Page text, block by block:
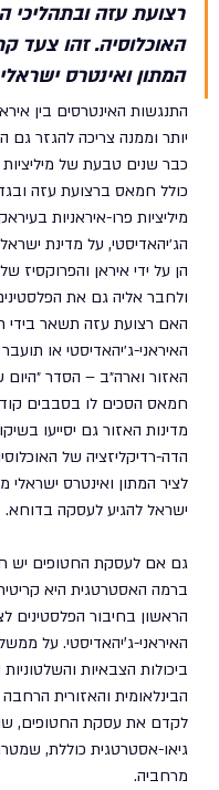
רצועת עזה ובתהליכי
האוכלוסיה. זהו צעד
המתון ואינטרס
התנגשות האינטרסים בין
יותר וממנה צריכה להגזר גם
כבר שנים טבעת של מיליציות
כולל חמאס ברצועת עזה
מיליציות פרו-איראניות
הג׳יהאדיסטי, על מדינת
הן על ידי איראן והפרוקסיז
ולחבר אליה גם את
האם רצועת עזה תשאר בידי
האיראני-ג׳יהאדיסטי או
האזור וארה״ב – הסדר ״היום
חמאס הסכים לו בסבבים
מדינות האזור גם יסייעו
הדה-רדיקליזציה של
לציר המתון ואינטרס
ישראל להגיע לעסקה בדוחא.
גם אם לעסקת החטופים יש
ברמה האסטרטגית היא
הראשון בחיבור הפלסטינים
האיראני-ג'יהאדיסטי. על
ביכולות הצבאיות
הבינלאומית והאזורית
לקדם את עסקת החטופים,
גיאו-אסטרטגית כוללת,
מרחביה.